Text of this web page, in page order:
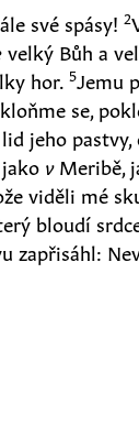
své spásy!2
velký Bůh a
hor.5Jemu
se,
lid jeho pastvy,
vMeribě,
viděli mé
bloudí
zapřisáhl: